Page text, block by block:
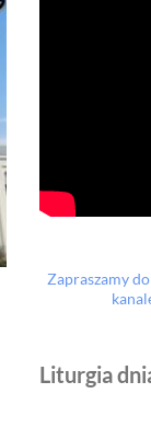
Zapraszamy
Liturgia